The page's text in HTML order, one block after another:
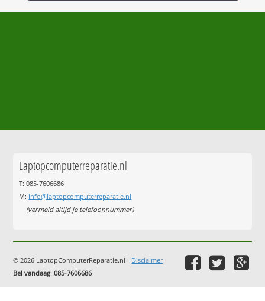
Laptopcomputerreparatie.nl
T: 085-7606686
M: info@laptopcomputerreparatie.nl
(vermeld altijd je telefoonnummer)
© 2026 LaptopComputerReparatie.nl - Disclaimer
Bel vandaag:085-7606686